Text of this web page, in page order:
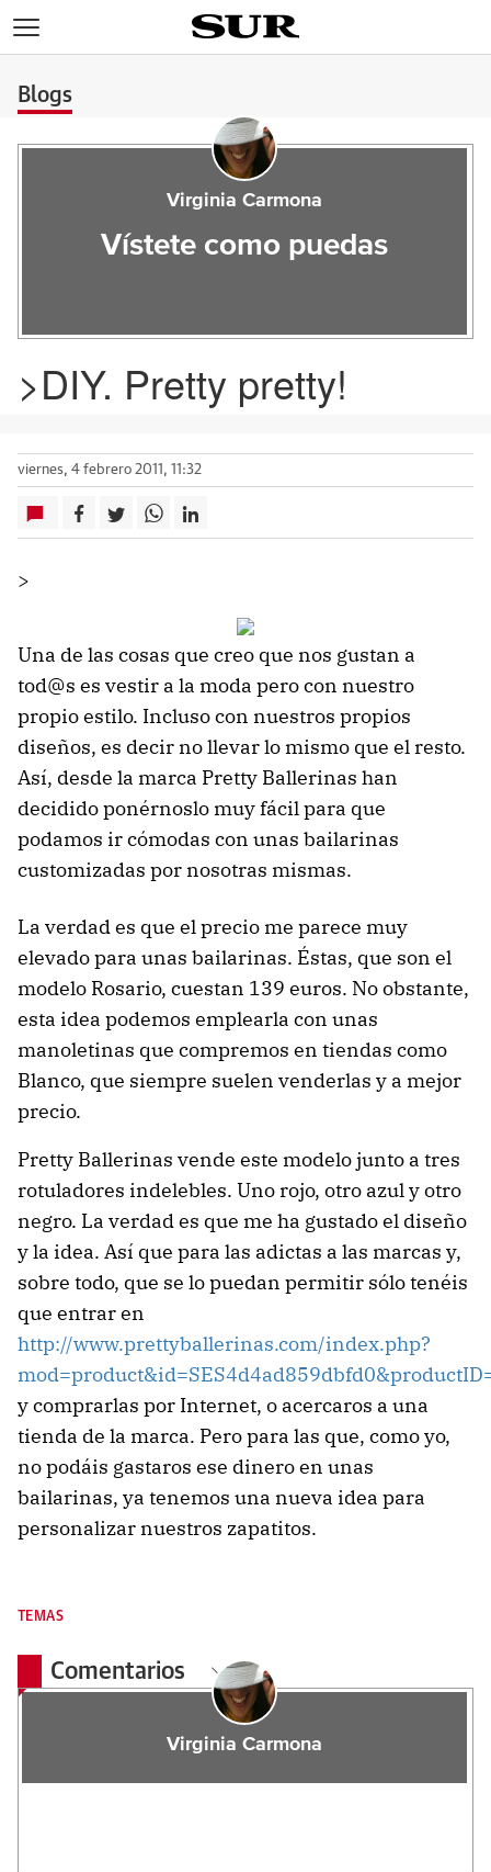
Blogs
Virginia Carmona
Vístete como puedas
>DIY. Pretty pretty!
viernes, 4 febrero 2011, 11:32
>
Una de las cosas que creo que nos gustan a
tod@s es vestir a la moda pero con nuestro
propio estilo. Incluso con nuestros propios
diseños, es decir no llevar lo mismo que el resto.
Así, desde la marca Pretty Ballerinas han
decidido ponérnoslo muy fácil para que
podamos ir cómodas con unas bailarinas
customizadas por nosotras mismas.
La verdad es que el precio me parece muy
elevado para unas bailarinas. Éstas, que son el
modelo Rosario, cuestan 139 euros. No obstante,
esta idea podemos emplearla con unas
manoletinas que compremos en tiendas como
Blanco, que siempre suelen venderlas y a mejor
precio.
Pretty Ballerinas vende este modelo junto a tres
rotuladores indelebles. Uno rojo, otro azul y otro
negro. La verdad es que me ha gustado el diseño
y la idea. Así que para las adictas a las marcas y,
sobre todo, que se lo puedan permitir sólo tenéis
que entrar en
http://www.prettyballerinas.com/index.php?
y comprarlas por Internet, o acercaros a una
tienda de la marca. Pero para las que, como yo,
no podáis gastaros ese dinero en unas
bailarinas, ya tenemos una nueva idea para
personalizar nuestros zapatitos.
TEMAS
Comentarios
Virginia Carmona